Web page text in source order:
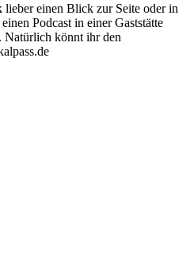
einen Blick zur Seite oder in
Podcast in einer Gaststätte
Natürlich könnt ihr den